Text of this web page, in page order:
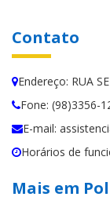
Contato
Endereço: RUA
Fone: (98)3356-
E-mail:
Horários de
Mais em